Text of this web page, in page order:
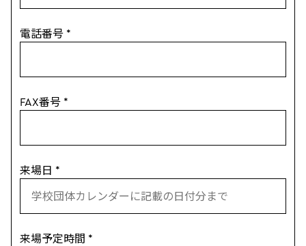
電話番号 *
FAX番号 *
来場日 *
来場予定時間 *